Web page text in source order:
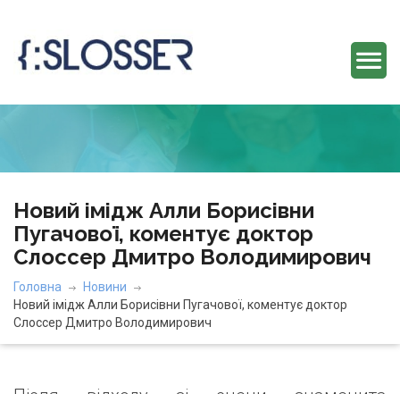
Новий імідж Алли Борисівни
Пугачової, коментує доктор
Слоссер Дмитро Володимирович
Головна
Новини
Новий імідж Алли Борисівни Пугачової, коментує доктор
Слоссер Дмитро Володимирович